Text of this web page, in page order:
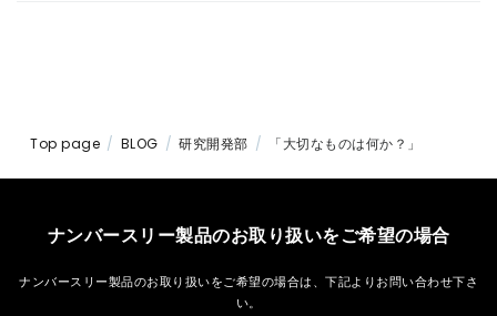
Top page BLOG 研究開発部 「大切なものは何か？」
ナンバースリー製品のお取り扱いをご希望の場合
ナンバースリー製品のお取り扱いをご希望の場合は、 下記よりお問い合わせ下さ
い。